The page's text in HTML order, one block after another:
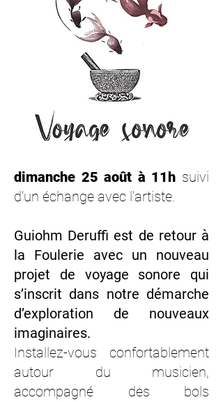
dimanche 25 août à 11h suivi
d’un échange avec l’artiste.
Guiohm Deruffi est de retour à
la Foulerie avec un nouveau
projet de voyage sonore qui
s’inscrit dans notre démarche
d’exploration de nouveaux
imaginaires.
Installez-vous confortablement
autour du musicien,
accompagné des bols